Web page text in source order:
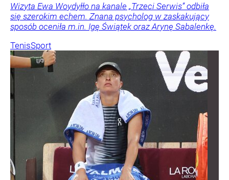
Wizyta Ewa Woydyłło na kanale „Trzeci Serwis” odbiła
się szerokim echem. Znana psycholog w zaskakujący
sposób oceniła m.in. Igę Świątek oraz Arynę Sabalenkę.
TenisSport